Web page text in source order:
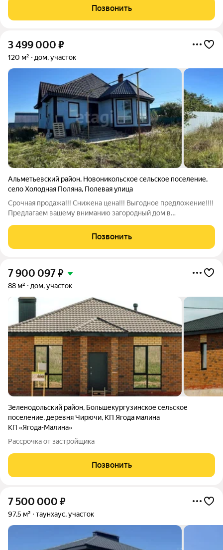
Учаcток: 5 coтoк прoстранство для caдa, детcкoй площадки или
Позвонить
3 499 000 ₽
120 м² дом, участок
Альметьевский район, Новоникольское сельское поселение,
село Холодная Поляна, Полевая улица
Срочная продажа!!! Снижена цена!!! Выгодное предложение!!!!
Предлагаем вашему вниманию загородный дом в
города. Дом построен из газобетона, облицован сайдингом,
площадью 120 кв.м, 2016 г
Позвонить
7 900 097₽
88 м² дом, участок
Зеленодольский район, Большекургузинское сельское
поселение, деревня Чирючи, КП Ягода малина
КП «Ягода-Малина»
Рассрочка от застройщика
Позвонить
7 500 000 ₽
97,5 м² таунхаус, участок